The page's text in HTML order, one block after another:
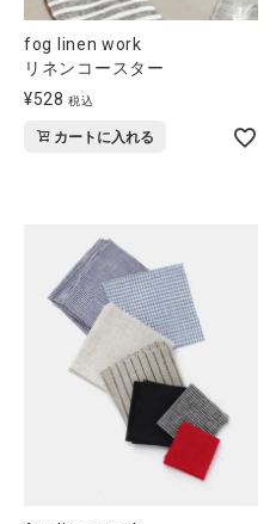
fog linen work
リネンコースター
¥528 税込
カートに入れる